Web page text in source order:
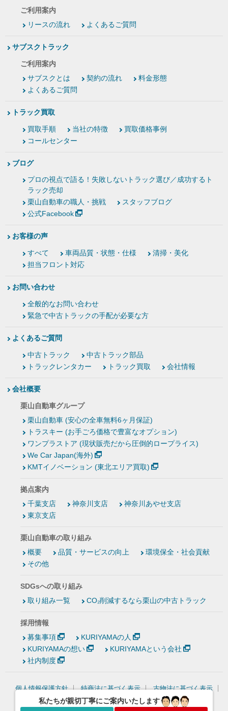
私たちが親切丁寧にご案内いたします
ご利用案内
リースの流れ
よくあるご質問
サブスクトラック
ご利用案内
サブスクとは
契約の流れ
料金形態
よくあるご質問
トラック買取
買取手順 当社の特徴
買取価格事例
コールセンター
ブログ
プロの視点で語る！失敗しないトラック選び／成功するト
ラック売却
栗山自動車の職人・挑戦
スタッフブログ
公式Facebook
お客様の声
すべて 車両品質・状態・仕様
清掃・美化
担当フロント対応
お問い合わせ
全般的なお問い合わせ
緊急で中古トラックの手配が必要な方
よくあるご質問
中古トラック
中古トラック部品
トラックレンタカー
トラック買取 会社情報
会社概要
栗山自動車グループ
栗山自動車 (安心の全車無料6ヶ月保証)
トラスキー (お手ごろ価格で豊富なオプション)
ワンプラストア (現状販売だから圧倒的ロープライス)
We Car Japan(海外)
KMTイノベーション (東北エリア買取)
拠点案内
千葉支店
神奈川支店
神奈川あやせ支店
東京支店
栗山自動車の取り組み
概要
品質・サービスの向上
環境保全・社会貢献
その他
SDGsへの取り組み
取り組み一覧
CO₂削減するなら栗山の中古トラック
採用情報
募集事項
KURIYAMAの人
KURIYAMAの想い
KURIYAMAという会社
社内制度
個人情報保護方針 特商法に基づく表示
古物法に基づく表示
情報セキュリティ基本方針